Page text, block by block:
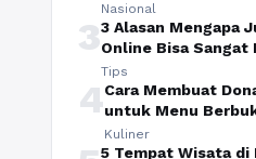
Nasional
33 Alasan Mengapa
Online Bisa
Tips
4Cara Membuat
untuk Menu
Kuliner
5 Tempat Wisata di